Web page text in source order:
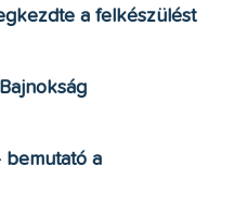
a felkészülést
bemutató a